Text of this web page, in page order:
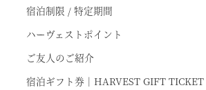
お電話でのご予約はこちら
宿泊制限 / 特定期間
ハーヴェストポイント
ご友人のご紹介
宿泊ギフト券｜HARVEST GIFT TICKET